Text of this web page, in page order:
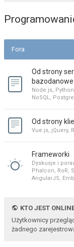
Fora
Od strony
bazodanowe
Node.js,
NoSQL,
Od strony
Vue.js, jQuery,
Frameworki
Dyskusje i
Phalcon, RoR,
AngularJS,
KTO JEST
Użytkownicy
żadnego